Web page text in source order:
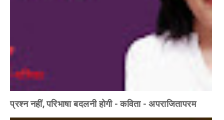
प्रश्न नहीं, परिभाषा बदलनी होगी - कविता - अपराजितापरम